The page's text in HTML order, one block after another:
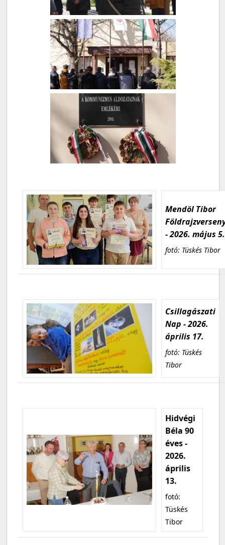
Mendöl Tibor
- 2026. május 5.
fotó: Tüskés Tibor
Csillagászati
Nap - 2026.
április 17.
fotó: Tüskés
Tibor
Hidvégi
Béla 90
éves -
2026.
április
13.
fotó:
Tüskés
Tibor